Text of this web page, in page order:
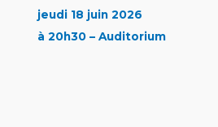
jeudi 18 juin 2026
à 20h30 – Auditorium